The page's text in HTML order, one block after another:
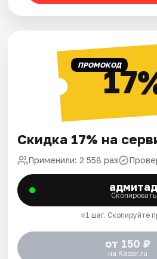
ПРОМОКОД
Скидка 17% на
Применили: 2 558 раз
адмитад
Скопировать
1 шаг. Скопируйте
от 150 ₽
на Kassir.ru